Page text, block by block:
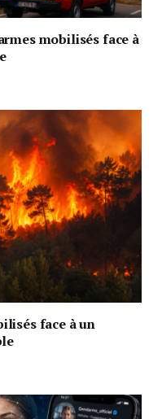
mobilisés face à
face à un